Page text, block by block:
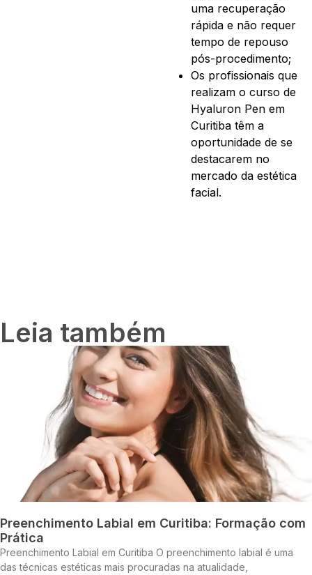
uma recuperação
rápida e não requer
tempo de repouso
pós-procedimento;
Os profissionais que
realizam o curso de
Hyaluron Pen em
Curitiba têm a
oportunidade de se
destacarem no
mercado da estética
facial.
Leia também
Preenchimento Labial em Curitiba: Formação com
Prática
Preenchimento Labial em Curitiba O preenchimento labial é uma
das técnicas estéticas mais procuradas na atualidade,